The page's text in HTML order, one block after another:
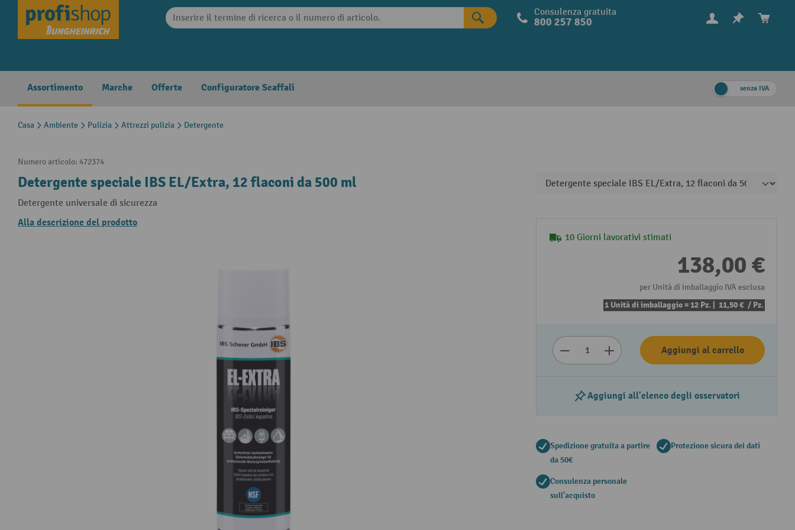
Skip to main navigation Consulenza gratuita
800 257 850
Assortimento Marche Offerte Configuratore Scaffali senza IVA
Casa Ambiente Pulizia Attrezzi pulizia Detergente
Numero articolo: 472374
Detergente speciale IBS EL/Extra, 12 flaconi da 500 ml
Detergente universale di sicurezza
Alla descrizione del prodotto
10 Giorni lavorativi stimati
138,00 €
per Unità di imballaggio IVA esclusa
1 Unità di imballaggio = 12 Pz. | 11,50 € / Pz.
Aggiungi al carrello
Aggiungi all'elenco degli osservatori
Spedizione gratuita a partire
da 50€
Protezione sicura dei dati
Consulenza personale
sull'acquisto